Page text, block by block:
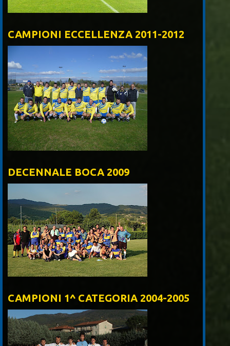
CAMPIONI ECCELLENZA 2011-2012
DECENNALE BOCA 2009
CAMPIONI 1^ CATEGORIA 2004-2005